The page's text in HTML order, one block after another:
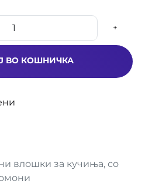
+
ВО КОШНИЧКА
влошки за кучиња, со